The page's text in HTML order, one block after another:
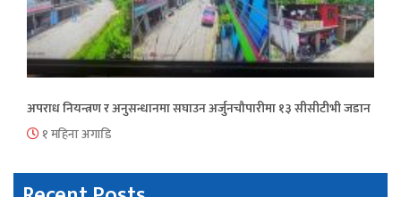
अपराध नियन्त्रण र अनुसन्धानमा सघाउन अर्जुनचौपारीमा १३ सीसीटीभी जडान
१ महिना अगाडि